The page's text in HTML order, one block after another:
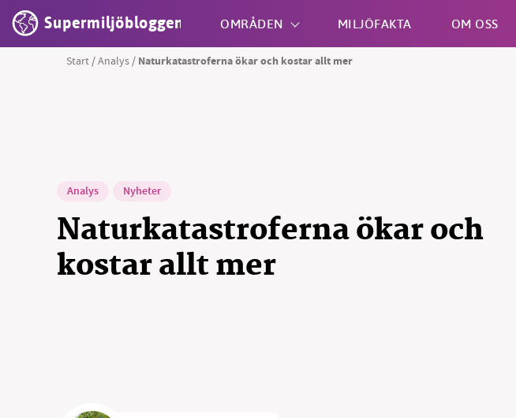
Supermiljöbloggen OMRÅDEN MILJÖFAKTA OM OSS
Start /Analys / Naturkatastroferna ökar och kostar allt mer
Analys Nyheter
Naturkatastroferna ökar och
kostar allt mer